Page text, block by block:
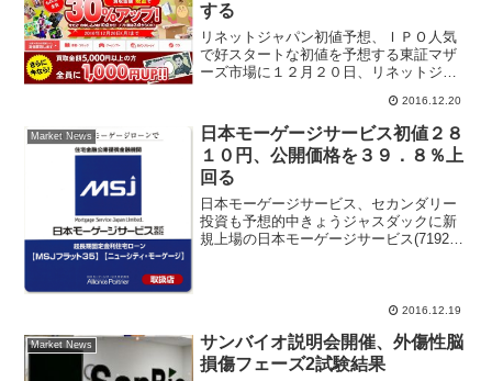
する
リネットジャパン初値予想、ＩＰＯ人気
で好スタートな初値を予想する東証マザ
ーズ市場に１２月２０日、リネットジャ
などを買い取りサービス、リユース商品
の販売をＷＥＢでする「ＮＥＴ ＯＦＦ
（ネットオフ）」で...
2016.12.20
Market News
日本モーゲージサービス初値２８
１０円、公開価格を３９．８％上
回る
日本モーゲージサービス、セカンダリー
投資も予想的中きょうジャスダックに新
規上場の日本モーゲージサービス(7192)
2016.12.19
Market News
サンバイオ説明会開催、外傷性脳
損傷フェーズ2試験結果